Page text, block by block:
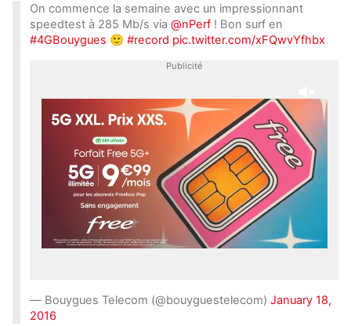
On commence la semaine avec un impressionnant
speedtest à 285 Mb/s via @nPerf ! Bon surf en
#4GBouygues 🙂 #record pic.twitter.com/xFQwvYfhbx
Publicité
— Bouygues Telecom (@bouyguestelecom) January 18,
2016